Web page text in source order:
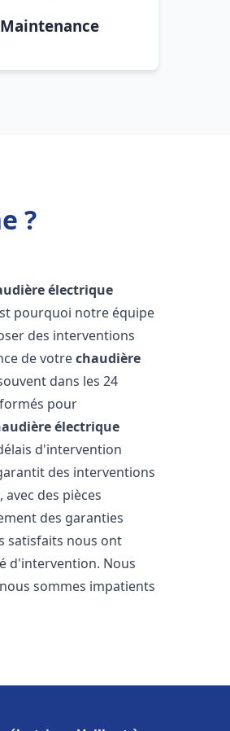
Maintenance
?
électrique
pourquoi notre équipe
des interventions
de votrechaudière
dans les 24
pour
électrique
d'intervention
des interventions
, avec des pièces
des garanties
satisfaits nous ont
d'intervention. Nous
sommes impatients